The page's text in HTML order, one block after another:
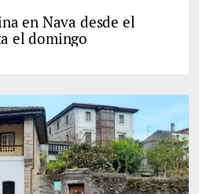
en Nava desde el
el domingo